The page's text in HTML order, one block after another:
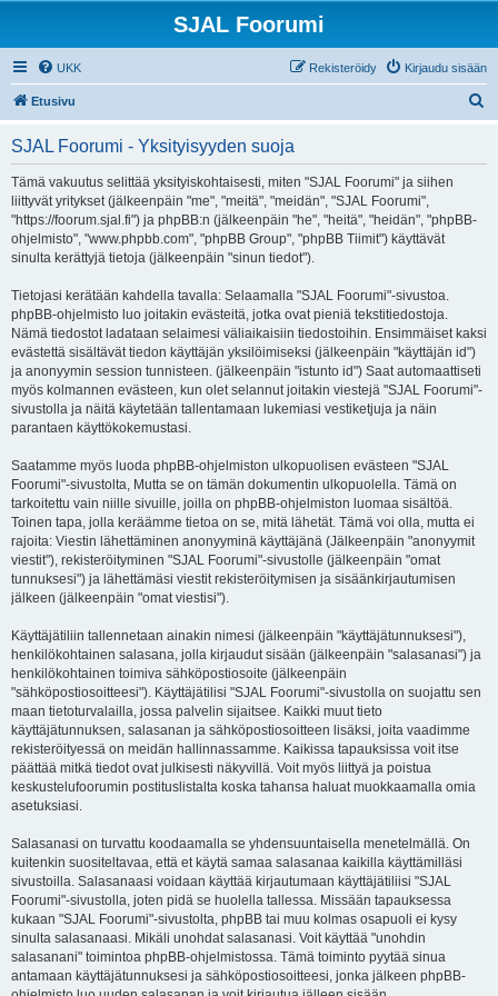
SJAL Foorumi
UKK Kirjaudu sisään
Rekisteröidy
Etusivu
SJAL Foorumi - Yksityisyyden suoja
Tämä vakuutus selittää yksityiskohtaisesti, miten "SJAL Foorumi" ja siihen
liittyvät yritykset (jälkeenpäin "me", "meitä", "meidän", "SJAL Foorumi",
"https://foorum.sjal.fi") ja phpBB:n (jälkeenpäin "he", "heitä", "heidän", "phpBB-
ohjelmisto", "www.phpbb.com", "phpBB Group", "phpBB Tiimit") käyttävät
sinulta kerättyjä tietoja (jälkeenpäin "sinun tiedot").
Tietojasi kerätään kahdella tavalla: Selaamalla "SJAL Foorumi"-sivustoa.
phpBB-ohjelmisto luo joitakin evästeitä, jotka ovat pieniä tekstitiedostoja.
Nämä tiedostot ladataan selaimesi väliaikaisiin tiedostoihin. Ensimmäiset kaksi
evästettä sisältävät tiedon käyttäjän yksilöimiseksi (jälkeenpäin "käyttäjän id")
ja anonyymin session tunnisteen. (jälkeenpäin "istunto id") Saat automaattiseti
myös kolmannen evästeen, kun olet selannut joitakin viestejä "SJAL Foorumi"-
sivustolla ja näitä käytetään tallentamaan lukemiasi vestiketjuja ja näin
parantaen käyttökokemustasi.
Saatamme myös luoda phpBB-ohjelmiston ulkopuolisen evästeen "SJAL
Foorumi"-sivustolta, Mutta se on tämän dokumentin ulkopuolella. Tämä on
tarkoitettu vain niille sivuille, joilla on phpBB-ohjelmiston luomaa sisältöä.
Toinen tapa, jolla keräämme tietoa on se, mitä lähetät. Tämä voi olla, mutta ei
rajoita: Viestin lähettäminen anonyyminä käyttäjänä (Jälkeenpäin "anonyymit
viestit"), rekisteröityminen "SJAL Foorumi"-sivustolle (jälkeenpäin "omat
tunnuksesi") ja lähettämäsi viestit rekisteröitymisen ja sisäänkirjautumisen
jälkeen (jälkeenpäin "omat viestisi").
Käyttäjätiliin tallennetaan ainakin nimesi (jälkeenpäin "käyttäjätunnuksesi"),
henkilökohtainen salasana, jolla kirjaudut sisään (jälkeenpäin "salasanasi") ja
henkilökohtainen toimiva sähköpostiosoite (jälkeenpäin
"sähköpostiosoitteesi"). Käyttäjätilisi "SJAL Foorumi"-sivustolla on suojattu sen
maan tietoturvalailla, jossa palvelin sijaitsee. Kaikki muut tieto
käyttäjätunnuksen, salasanan ja sähköpostiosoitteen lisäksi, joita vaadimme
rekisteröityessä on meidän hallinnassamme. Kaikissa tapauksissa voit itse
päättää mitkä tiedot ovat julkisesti näkyvillä. Voit myös liittyä ja poistua
keskustelufoorumin postituslistalta koska tahansa haluat muokkaamalla omia
asetuksiasi.
Salasanasi on turvattu koodaamalla se yhdensuuntaisella menetelmällä. On
kuitenkin suositeltavaa, että et käytä samaa salasanaa kaikilla käyttämilläsi
sivustoilla. Salasanaasi voidaan käyttää kirjautumaan käyttäjätiliisi "SJAL
Foorumi"-sivustolla, joten pidä se huolella tallessa. Missään tapauksessa
kukaan "SJAL Foorumi"-sivustolta, phpBB tai muu kolmas osapuoli ei kysy
sinulta salasanaasi. Mikäli unohdat salasanasi. Voit käyttää "unohdin
salasanani" toimintoa phpBB-ohjelmistossa. Tämä toiminto pyytää sinua
antamaan käyttäjätunnuksesi ja sähköpostiosoitteesi, jonka jälkeen phpBB-